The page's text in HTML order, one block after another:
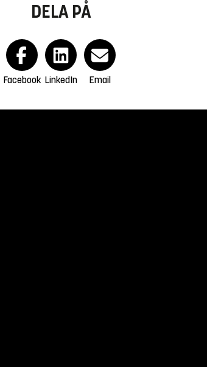
DELA PÅ
Facebook LinkedIn Email